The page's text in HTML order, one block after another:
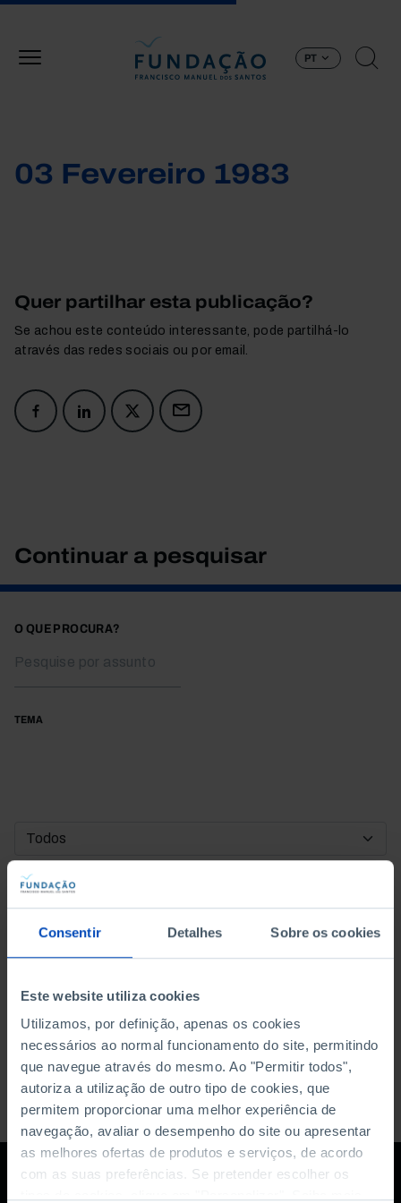
Consentir Detalhes Sobre os cookies
Este website utiliza cookies
Utilizamos, por definição, apenas os cookies
necessários ao normal funcionamento do site, permitindo
que navegue através do mesmo. Ao "Permitir todos",
autoriza a utilização de outro tipo de cookies, que
permitem proporcionar uma melhor experiência de
navegação, avaliar o desempenho do site ou apresentar
as melhores ofertas de produtos e serviços, de acordo
com as suas preferências. Se pretender escolher os
PT
03 Fevereiro 1983
Quer partilhar esta publicação?
Se achou este conteúdo interessante, pode partilhá-lo
através das redes sociais ou por email.
Continuar a pesquisar
O QUE PROCURA?
TEMA
DATA DE INÍCIO
DATA DE FIM